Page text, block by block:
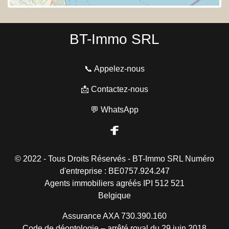
BT-Immo SRL
📞 Appelez-nous
📩 Contactez-nous
💬 WhatsApp
© 2022 - Tous Droits Réservés - BT-Immo SRL Numéro
d'entreprise : BE0757.924.247
Agents immobiliers agréés IPI 512 521
Belgique
Assurance AXA 730.390.160